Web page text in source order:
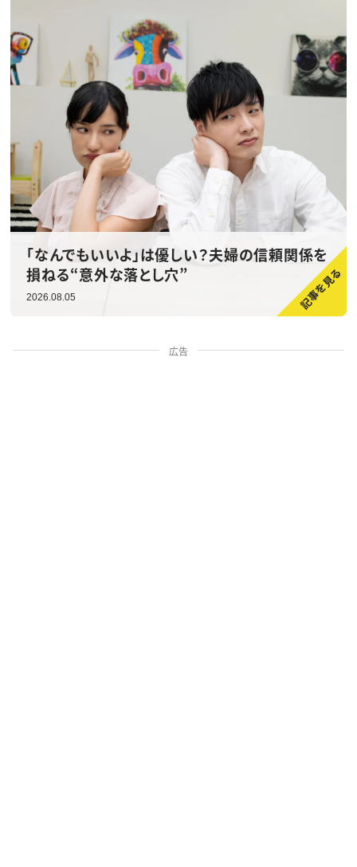
「なんでもいいよ」は優しい？夫婦の信頼関係を
損ねる“意外な落とし穴”
2026.08.05
広告